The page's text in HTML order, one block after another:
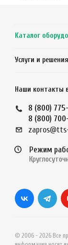
Каталог
Услуги и решения
Наши контакты
8 (800)
8 (800)
Режим
© 2006 - 2026 Все